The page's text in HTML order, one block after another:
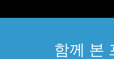
함께 본